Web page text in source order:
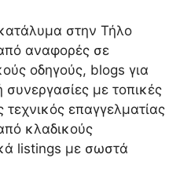
στην Τήλο
αναφορές σε
οδηγούς, blogs για
συνεργασίες με τοπικές
τεχνικός επαγγελματίας
κλαδικούς
listings με σωστά